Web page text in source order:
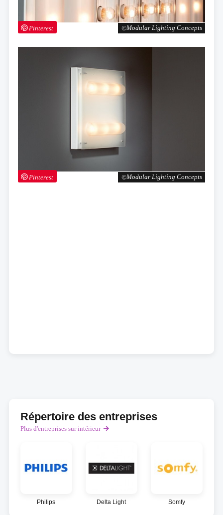
Modular Lighting Concepts
Pinterest
Modular Lighting Concepts
Pinterest
Répertoire des entreprises
Plus d'entreprises sur intérieur
Philips Delta Light Somfy